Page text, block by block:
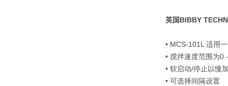
英国BIBBY
• MCS-101L 适用
• 搅拌速度范围为0
• 软启动/停止以慢
• 可选择间隔设置